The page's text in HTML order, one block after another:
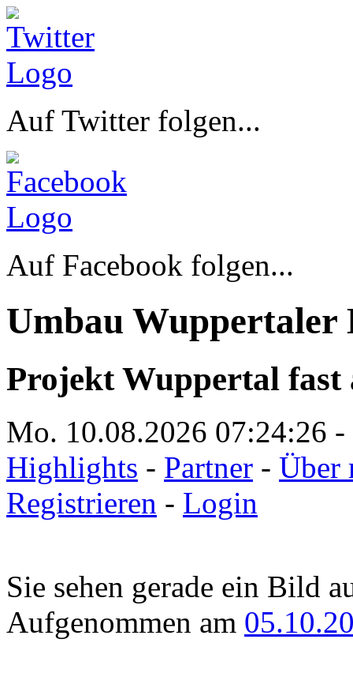
Auf Twitter folgen...
Auf Facebook folgen...
Umbau Wuppertaler
Projekt Wuppertal fast
Mo. 10.08.2026 07:24:26 -
Highlights - Partner - Über
Registrieren - Login
Sie sehen gerade ein Bild
Aufgenommen am